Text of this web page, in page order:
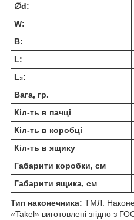
∅d:
W:
В:
L:
L₂:
Вага, гр.
Кіл-ть в пачці
Кіл-ть в коробці
Кіл-ть в ящику
Габарити коробки, см
Габарити ящика, см
Тип наконечника: ТМЛ.
«Takel» виготовлені згідно з